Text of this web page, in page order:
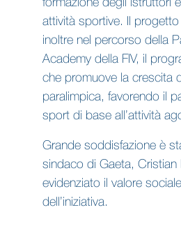
formazione degli istruttori
attività sportive. Il
inoltre nel percorso della
Academy della FIV, il
che promuove la crescita
paralimpica, favorendo il
sport di base all’attività
Grande soddisfazione è
sindaco di Gaeta, Cristian
evidenziato il valore
dell’iniziativa.